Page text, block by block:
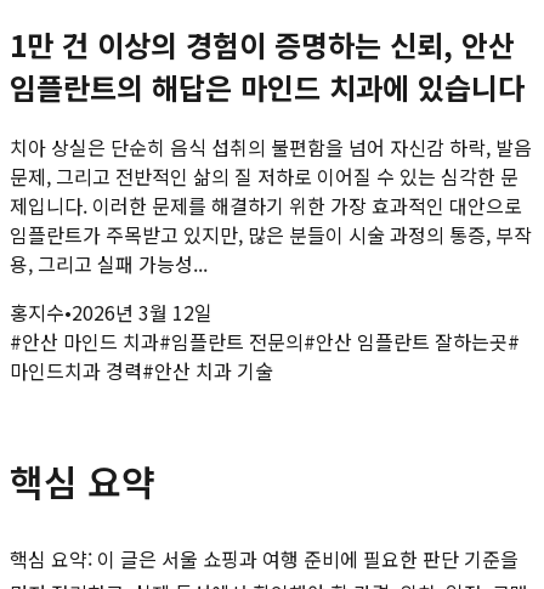
1만 건 이상의 경험이 증명하는 신뢰, 안산
임플란트의 해답은 마인드 치과에 있습니다
치아 상실은 단순히 음식 섭취의 불편함을 넘어 자신감 하락, 발음
문제, 그리고 전반적인 삶의 질 저하로 이어질 수 있는 심각한 문
제입니다. 이러한 문제를 해결하기 위한 가장 효과적인 대안으로
임플란트가 주목받고 있지만, 많은 분들이 시술 과정의 통증, 부작
용, 그리고 실패 가능성...
홍지수•2026년 3월 12일
#안산 마인드 치과#임플란트 전문의#안산 임플란트 잘하는곳#
마인드치과 경력#안산 치과 기술
핵심 요약
핵심 요약: 이 글은 서울 쇼핑과 여행 준비에 필요한 판단 기준을